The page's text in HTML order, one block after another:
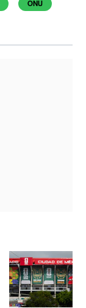
ONU